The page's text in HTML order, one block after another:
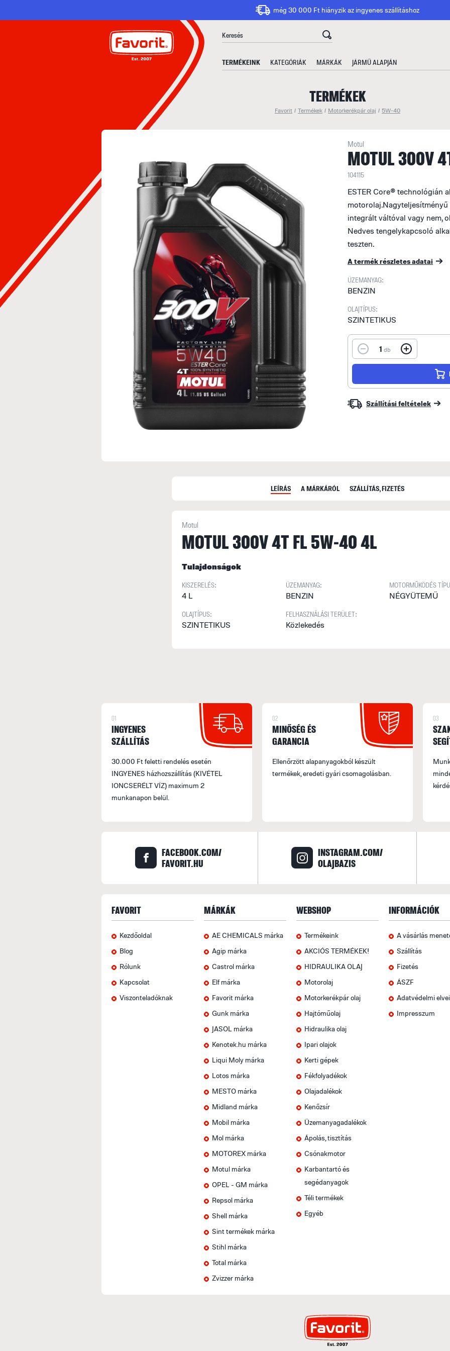
még 30 000 Ft hiányzik az ingyenes szállításhoz
TERMÉKEINK KATEGÓRIÁK MÁRKÁK JÁRMŰ ALAPJÁN
TERMÉKEK
Favorit / Termékek / Motorkerékpár olaj / 5W-40
Motul
MOTUL 300V
104115
ESTER Core® technológián
integrált váltóval vagy nem,
Nedves tengelykapcsoló
teszten.
A termék részletes adatai
ÜZEMANYAG:
BENZIN
OLAJTÍPUS:
SZINTETIKUS
1 db
Szállítási feltételek
LEÍRÁS A MÁRKÁRÓL SZÁLLÍTÁS, FIZETÉS
Motul
MOTUL 300V 4T FL 5W-40 4L
Tulajdonságok
KISZERELÉS:
4 L
ÜZEMANYAG:
BENZIN
MOTORMŰKÖDÉS
NÉGYÜTEMŰ
OLAJTÍPUS:
SZINTETIKUS
FELHASZNÁLÁSI TERÜLET:
Közlekedés
01
INGYENES
SZÁLLÍTÁS
30.000 Ft feletti rendelés esetén
INGYENES házhozszállítás (KIVÉTEL
IONCSERÉLT VÍZ) maximum 2
munkanapon belül.
02
MINŐSÉG ÉS
GARANCIA
Ellenőrzött alapanyagokból készült
termékek, eredeti gyári csomagolásban.
03
FACEBOOK.COM/
FAVORIT.HU
INSTAGRAM.COM/
OLAJBAZIS
FAVORIT
Kezdőoldal
Blog
Rólunk
Kapcsolat
Viszonteladóknak
MÁRKÁK
AE CHEMICALS márka
Agip márka
Castrol márka
Elf márka
Favorit márka
Gunk márka
JASOL márka
Kenotek.hu márka
Liqui Moly márka
Lotos márka
MESTO márka
Midland márka
Mobil márka
Mol márka
MOTOREX márka
Motul márka
OPEL - GM márka
Repsol márka
Shell márka
Sint termékek márka
Stihl márka
Total márka
Zvizzer márka
WEBSHOP
Termékeink
AKCIÓS TERMÉKEK!
HIDRAULIKA OLAJ
Motorolaj
Motorkerékpár olaj
Hajtóműolaj
Hidraulika olaj
Ipari olajok
Kerti gépek
Fékfolyadékok
Olajadalékok
Kenőzsír
Üzemanyagadalékok
Ápolás, tisztítás
Csónakmotor
Karbantartó és
segédanyagok
Téli termékek
Egyéb
INFORMÁCIÓK
A vásárlás
Szállítás
Fizetés
ÁSZF
Adatvédelmi
Impresszum